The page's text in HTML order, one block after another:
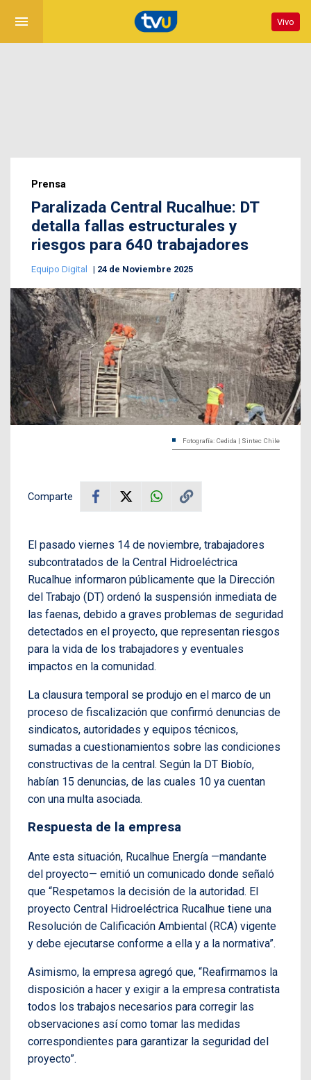
menu Vivo
Prensa
Paralizada Central Rucalhue: DT
detalla fallas estructurales y
riesgos para 640 trabajadores
Equipo Digital 24 de Noviembre 2025
Fotografía: Cedida | Sintec Chile
Comparte
El pasado viernes 14 de noviembre, trabajadores
subcontratados de la Central Hidroeléctrica
Rucalhue informaron públicamente que la Dirección
del Trabajo (DT) ordenó la suspensión inmediata de
las faenas, debido a graves problemas de seguridad
detectados en el proyecto, que representan riesgos
para la vida de los trabajadores y eventuales
impactos en la comunidad.
La clausura temporal se produjo en el marco de un
proceso de fiscalización que confirmó denuncias de
sindicatos, autoridades y equipos técnicos,
sumadas a cuestionamientos sobre las condiciones
constructivas de la central. Según la DT Biobío,
habían 15 denuncias, de las cuales 10 ya cuentan
con una multa asociada.
Respuesta de la empresa
Ante esta situación, Rucalhue Energía —mandante
del proyecto— emitió un comunicado donde señaló
que “Respetamos la decisión de la autoridad. El
proyecto Central Hidroeléctrica Rucalhue tiene una
Resolución de Calificación Ambiental (RCA) vigente
y debe ejecutarse conforme a ella y a la normativa”.
Asimismo, la empresa agregó que, “Reafirmamos la
disposición a hacer y exigir a la empresa contratista
todos los trabajos necesarios para corregir las
observaciones así como tomar las medidas
correspondientes para garantizar la seguridad del
proyecto”.